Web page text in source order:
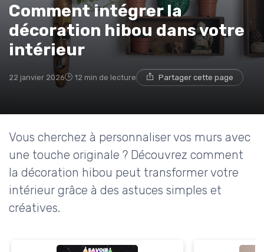
Comment intégrer la
décoration hibou dans votre
intérieur
22 janvier 2026 12 min de lecture Partager cette page
Vous cherchez à personnaliser vos murs avec
une touche originale ? Découvrez comment
la décoration hibou peut transformer votre
intérieur grâce à des astuces simples et
créatives.